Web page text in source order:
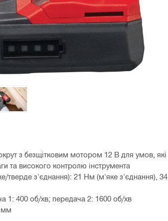
з безщітковим мотором 12 В для умов, які
та високого контролю інструмента
тверде з'єднання): 21 Нм (м'яке з'єднання), 34
1: 400 об/хв; передача 2: 1600 об/хв
мм